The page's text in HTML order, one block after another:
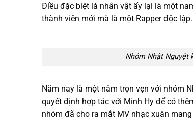
Điều đặc biệt là nhân vật ấy lại là một
thành viên mới mà là một Rapper độc
Nhóm Nhật Nguyệt
Năm nay là một năm trọn vẹn với nhóm
quyết định hợp tác với Minh Hy để có
nhóm đã cho ra mắt MV nhạc xuân